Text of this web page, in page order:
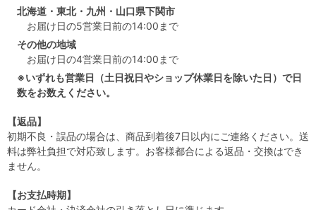
北海道・東北・九州・山口県下関市
お届け日の5営業日前の14:00まで
その他の地域
お届け日の4営業日前の14:00まで
※いずれも営業日（土日祝日やショップ休業日を除いた日）で日
数をお数えください。
【返品】
初期不良・誤品の場合は、商品到着後7日以内にご連絡ください。送
料は弊社負担で対応致します。お客様都合による返品・交換はでき
ません。
【お支払時期】